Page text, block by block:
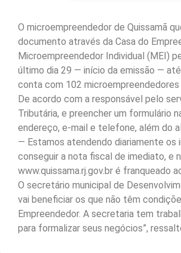
O microempreendedor de Quissamã
documento através da Casa do
Microempreendedor Individual (MEI)
último dia 29 — início da emissão —
conta com 102 microempreendedores
De acordo com a responsável pelo
Tributária, e preencher um formulário
endereço, e-mail e telefone, além do
— Estamos atendendo diariamente os
conseguir a nota fiscal de imediato, e
www.quissama.rj.gov.br é franqueado
O secretário municipal de
vai beneficiar os que não têm
Empreendedor. A secretaria tem
para formalizar seus negócios”,